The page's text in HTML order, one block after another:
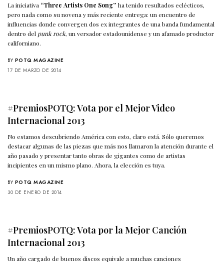
La iniciativa “Three Artists One Song” ha tenido resultados eclécticos,
pero nada como su novena y más reciente entrega: un encuentro de
influencias donde convergen dos ex integrantes de una banda fundamental
dentro del punk rock, un versador estadounidense y un afamado productor
californiano.
BY POTQ MAGAZINE
17 DE MARZO DE 2014
#PremiosPOTQ: Vota por el Mejor Video
Internacional 2013
No estamos descubriendo América con esto, claro está. Sólo queremos
destacar algunas de las piezas que más nos llamaron la atención durante el
año pasado y presentar tanto obras de gigantes como de artistas
incipientes en un mismo plano. Ahora, la elección es tuya.
BY POTQ MAGAZINE
30 DE ENERO DE 2014
#PremiosPOTQ: Vota por la Mejor Canción
Internacional 2013
Un año cargado de buenos discos equivale a muchas canciones